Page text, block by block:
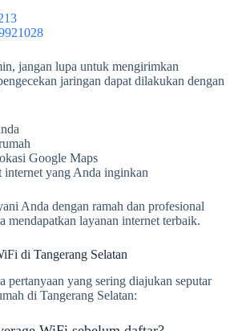
jangan lupa untuk mengirimkan
jaringan dapat dilakukan dengan
Google Maps
internet yang Anda inginkan
Anda dengan ramah dan profesional
mendapatkan layanan internet terbaik.
di Tangerang Selatan
pertanyaan yang sering diajukan seputar
di Tangerang Selatan: